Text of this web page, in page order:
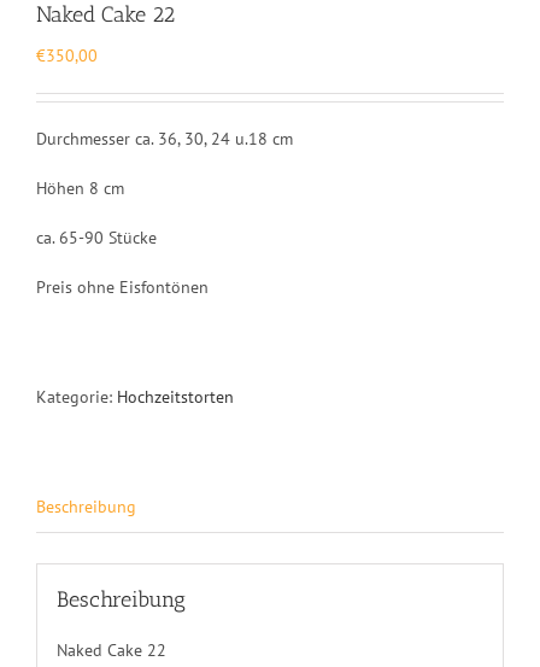
Naked Cake 22
€350,00
Durchmesser ca. 36, 30, 24 u.18 cm
Höhen 8 cm
ca. 65-90 Stücke
Preis ohne Eisfontönen
Kategorie: Hochzeitstorten
Beschreibung
Beschreibung
Naked Cake 22